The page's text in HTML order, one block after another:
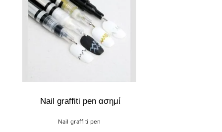
Nail graffiti pen ασημί
Nail graffiti pen